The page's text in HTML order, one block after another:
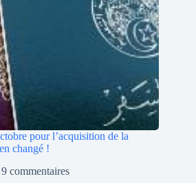
pour l’acquisition de la
changé !
9 commentaires